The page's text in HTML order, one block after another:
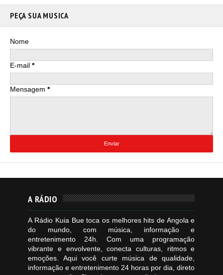
PEÇA SUA MUSICA
Nome
E-mail *
Mensagem *
A RÁDIO
A Rádio Kuia Bue toca os melhores hits de Angola e
do mundo, com música, informação e
entretenimento 24h. Com uma programação
vibrante e envolvente, conecta culturas, ritmos e
emoções. Aqui você curte música de qualidade,
informação e entretenimento 24 horas por dia, direto